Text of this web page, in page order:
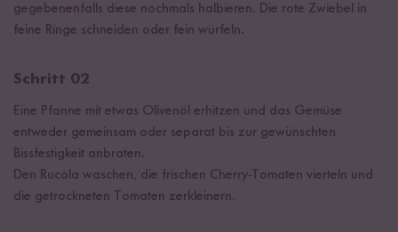
gegebenenfalls diese nochmals halbieren. Die rote Zwiebel in
feine Ringe schneiden oder fein würfeln.
Schritt 02
Eine Pfanne mit etwas Olivenöl erhitzen und das Gemüse
entweder gemeinsam oder separat bis zur gewünschten
Bissfestigkeit anbraten.
Den Rucola waschen, die frischen Cherry-Tomaten vierteln und
die getrockneten Tomaten zerkleinern.